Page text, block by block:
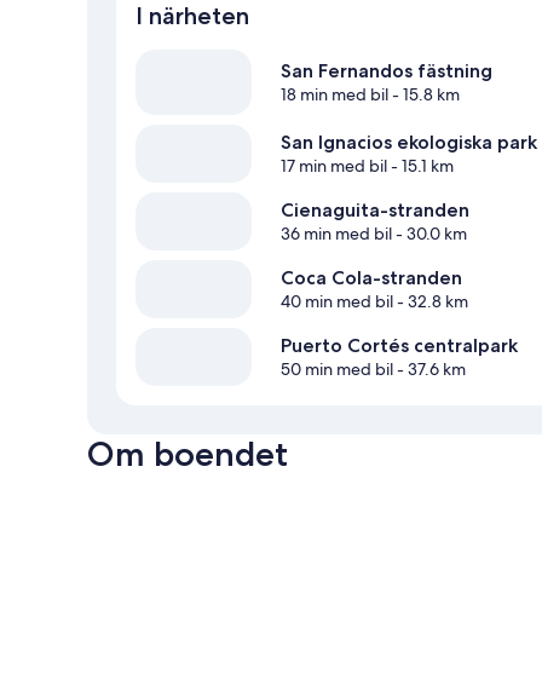
I närheten
San Fernandos fästning
18 min med bil- 15.8 km
San Ignacios ekologiska park
17 min med bil- 15.1 km
Cienaguita-stranden
36 min med bil- 30.0 km
Coca Cola-stranden
40 min med bil- 32.8 km
Puerto Cortés centralpark
50 min med bil- 37.6 km
Om boendet